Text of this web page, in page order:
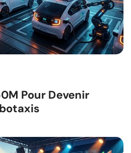
Pour Devenir